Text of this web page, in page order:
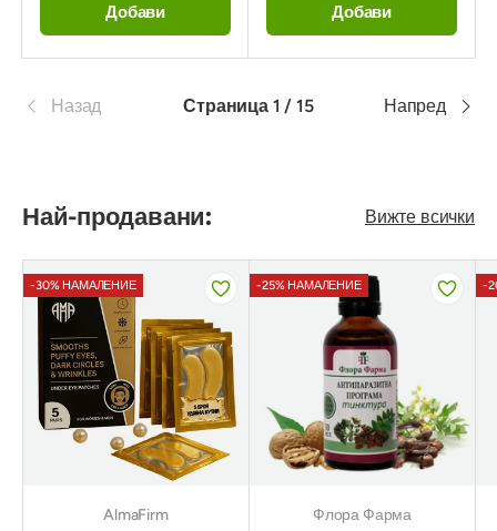
Добави Добави
Назад Страница 1 / 15 Напред
Най-продавани: Вижте всички
-30% НАМАЛЕНИЕ
AlmaFirm
-25% НАМАЛЕНИЕ
Флора Фарма
-